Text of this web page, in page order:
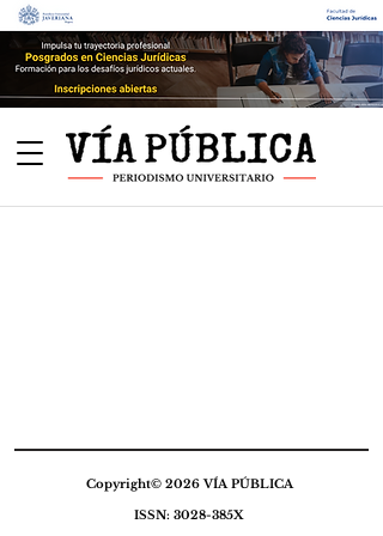
Copyright© 2026 VÍA PÚBLICA
ISSN: 3028-385X